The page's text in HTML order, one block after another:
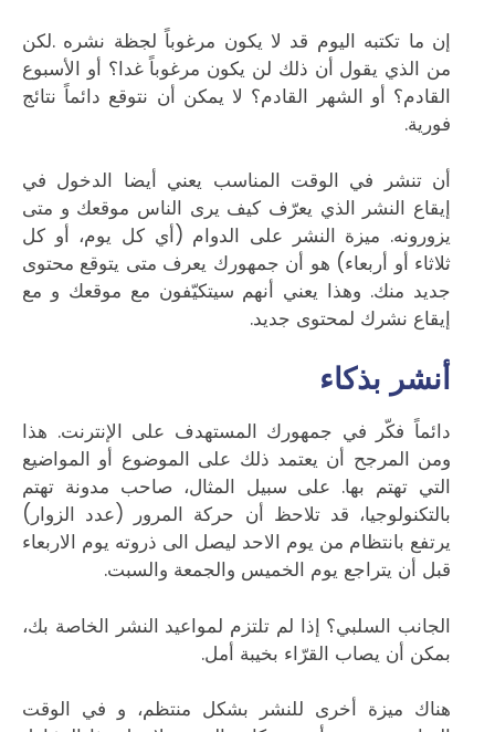
إن ما تكتبه اليوم قد لا يكون مرغوباً لجظة نشره .لكن
من الذي يقول أن ذلك لن يكون مرغوباً غدا؟ أو الأسبوع
القادم؟ أو الشهر القادم؟ لا يمكن أن نتوقع دائماً نتائج
فورية.
أن تنشر في الوقت المناسب يعني أيضا الدخول في
إيقاع النشر الذي يعرّف كيف يرى الناس موقعك و متى
يزورونه. ميزة النشر على الدوام (أي كل يوم، أو كل
ثلاثاء أو أربعاء) هو أن جمهورك يعرف متى يتوقع محتوى
جديد منك. وهذا يعني أنهم سيتكيّفون مع موقعك و مع
إيقاع نشرك لمحتوى جديد.
أنشر بذكاء
دائماً فكّر في جمهورك المستهدف على الإنترنت. هذا
ومن المرجح أن يعتمد ذلك على الموضوع أو المواضيع
التي تهتم بها. على سبيل المثال، صاحب مدونة تهتم
بالتكنولوجيا، قد تلاحظ أن حركة المرور (عدد الزوار)
يرتفع بانتظام من يوم الاحد ليصل الى ذروته يوم الاربعاء
قبل أن يتراجع يوم الخميس والجمعة والسبت.
الجانب السلبي؟ إذا لم تلتزم لمواعيد النشر الخاصة بك،
بمكن أن يصاب القرّاء بخيبة أمل.
هناك ميزة أخرى للنشر بشكل منتظم، و في الوقت